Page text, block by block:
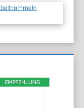
EMPFEHLUNG